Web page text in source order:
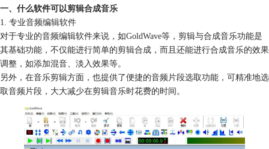
一、什么软件可以剪辑合成音乐
1. 专业音频编辑软件
对于专业的音频编辑软件来说，如GoldWave等，剪辑与合成音乐功能是
其基础功能，不仅能进行简单的剪辑合成，而且还能进行合成音乐的效果
调整，如添加混音、淡入效果等。
另外，在音乐剪辑方面，也提供了便捷的音频片段选取功能，可精准地选
取音频片段，大大减少在剪辑音乐时花费的时间。